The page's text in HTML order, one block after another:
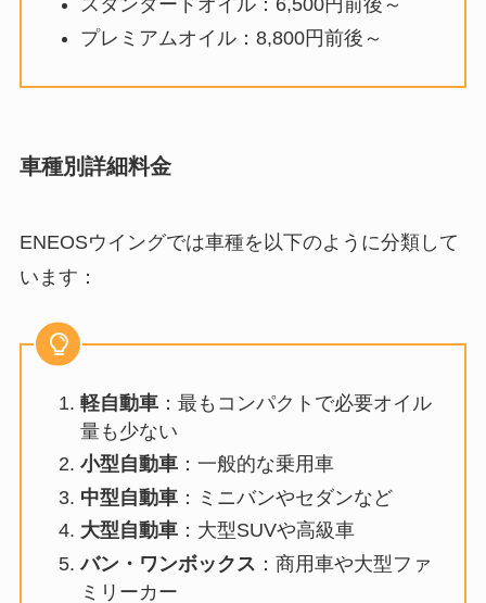
スタンダードオイル：6,500円前後～
プレミアムオイル：8,800円前後～
車種別詳細料金
ENEOSウイングでは車種を以下のように分類して
います：
軽自動車：最もコンパクトで必要オイル
量も少ない
小型自動車：一般的な乗用車
中型自動車：ミニバンやセダンなど
大型自動車：大型SUVや高級車
バン・ワンボックス ：商用車や大型ファ
ミリーカー